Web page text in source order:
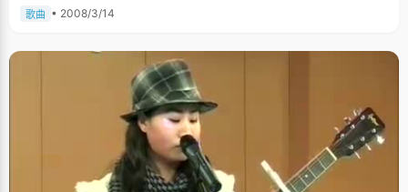
歌曲 • 2008/3/14